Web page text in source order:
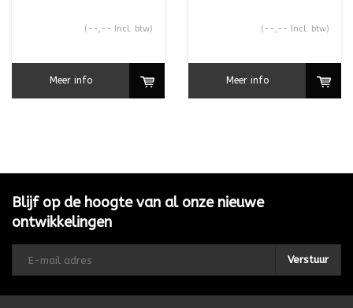
(--,-- Incl. btw)
Meer info
(--,-- Incl. btw)
Meer info
Blijf op de hoogte van al onze nieuwe
ontwikkelingen
Verstuur